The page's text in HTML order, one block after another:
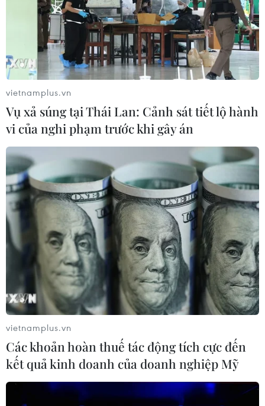
vietnamplus.vn
Vụ xả súng tại Thái Lan: Cảnh sát tiết lộ hành
vi của nghi phạm trước khi gây án
vietnamplus.vn
Các khoản hoàn thuế tác động tích cực đến
kết quả kinh doanh của doanh nghiệp Mỹ